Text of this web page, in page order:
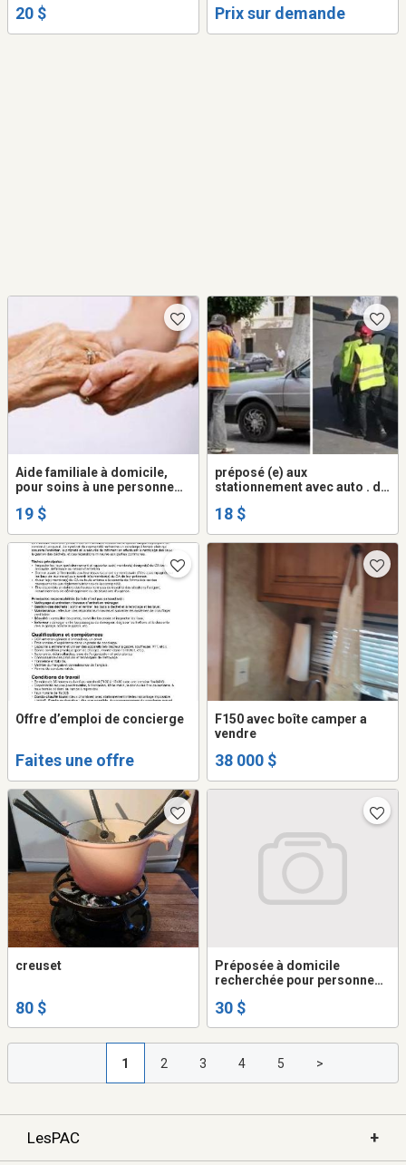
20 $ Prix sur demande
Aide familiale à domicile,
pour soins à une personne
19 $
préposé (e) aux
stationnement avec auto . de
semaine
18 $
Offre d’emploi de concierge
Faites une offre
F150 avec boîte camper a
vendre
38 000 $
creuset
80 $
Préposée à domicile
recherchée pour personne
30 $
1 2 3 4 5 >
LesPAC +